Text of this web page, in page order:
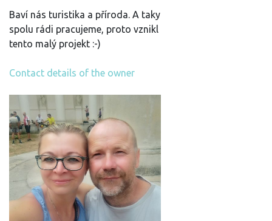
Baví nás turistika a příroda. A taky
spolu rádi pracujeme, proto vznikl
tento malý projekt :-)
Contact details of the owner